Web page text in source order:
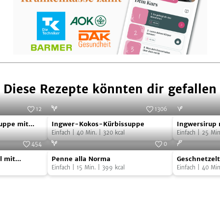
Diese Rezepte könnten dir gefallen
Sabine Hans
12
mit
und
Ingwer-
Kokos-
Kürbissuppe
1306
Ingwer-Kokos-Kürbissuppe
Einfach| 40 Min.| 320kcal
Ingwersirup
mit
Blutorange
und
Thymian
Ingwersirup
Thymian
Einfach| 25
Foto:
454
mit
Penne
alla
Norma
0
Penne alla Norma
Einfach 15 Min. 399 kcal
mit
Erbsen
Reis
Einfach 40